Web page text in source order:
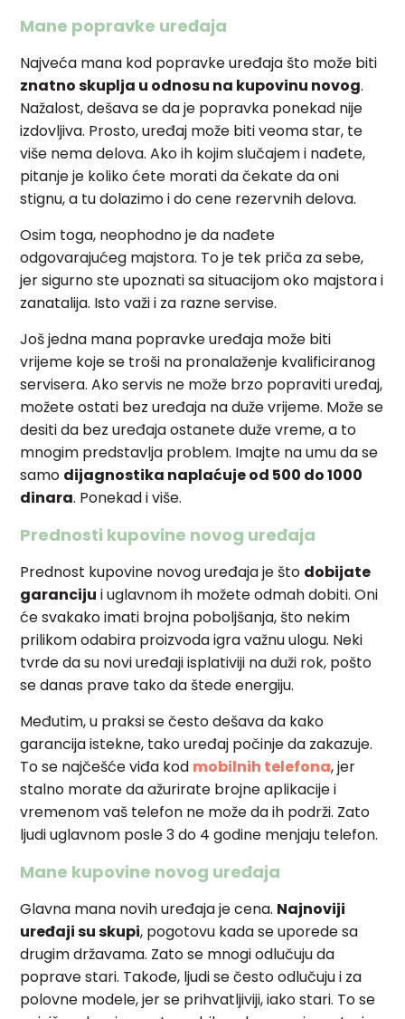
Mane popravke uređaja
Najveća mana kod popravke uređaja što može biti
znatno skuplja u odnosu na kupovinu novog.
Nažalost, dešava se da je popravka ponekad nije
izdovljiva. Prosto, uređaj može biti veoma star, te
više nema delova. Ako ih kojim slučajem i nađete,
pitanje je koliko ćete morati da čekate da oni
stignu, a tu dolazimo i do cene rezervnih delova.
Osim toga, neophodno je da nađete
odgovarajućeg majstora. To je tek priča za sebe,
jer sigurno ste upoznati sa situacijom oko majstora i
zanatalija. Isto važi i za razne servise.
Još jedna mana popravke uređaja može biti
vrijeme koje se troši na pronalaženje kvalificiranog
servisera. Ako servis ne može brzo popraviti uređaj,
možete ostati bez uređaja na duže vrijeme. Može se
desiti da bez uređaja ostanete duže vreme, a to
mnogim predstavlja problem. Imajte na umu da se
samo dijagnostika naplaćuje od 500 do 1000
dinara. Ponekad i više.
Prednosti kupovine novog uređaja
Prednost kupovine novog uređaja je što dobijate
garanciju i uglavnom ih možete odmah dobiti. Oni
će svakako imati brojna poboljšanja, što nekim
prilikom odabira proizvoda igra važnu ulogu. Neki
tvrde da su novi uređaji isplativiji na duži rok, pošto
se danas prave tako da štede energiju.
Međutim, u praksi se često dešava da kako
garancija istekne, tako uređaj počinje da zakazuje.
To se najčešće viđa kod mobilnih telefona, jer
stalno morate da ažurirate brojne aplikacije i
vremenom vaš telefon ne može da ih podrži. Zato
ljudi uglavnom posle 3 do 4 godine menjaju telefon.
Mane kupovine novog uređaja
Glavna mana novih uređaja je cena. Najnoviji
uređaji su skupi, pogotovu kada se uporede sa
drugim državama. Zato se mnogi odlučuju da
poprave stari. Takođe, ljudi se često odlučuju i za
polovne modele, jer se prihvatljiviji, iako stari. To se